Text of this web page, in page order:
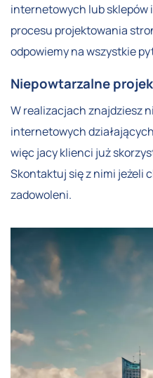
internetowych lub sklepów
procesu projektowania
odpowiemy na wszystkie
Niepowtarzalne
W realizacjach znajdziesz
internetowych
więc jacy klienci już
Skontaktuj się z nimi jeżeli
zadowoleni.